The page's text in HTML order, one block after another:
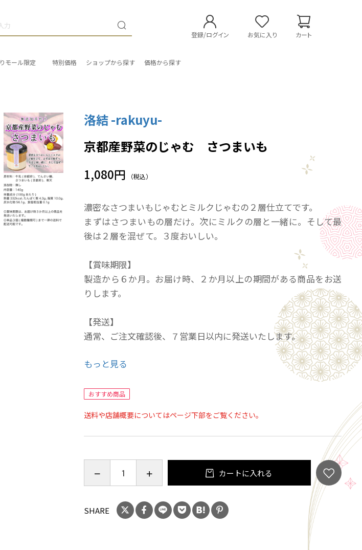
登録/ログイン お気に入り カート
モール限定 特別価格 ショップから探す 価格から探す
洛結 -rakuyu-
京都産野菜のじゃむ さつまいも
1,080円 （税込）
濃密なさつまいもじゃむとミルクじゃむの２層仕立てです。
まずはさつまいもの層だけ。次にミルクの層と一緒に。そして最
後は２層を混ぜて。３度おいしい。
【賞味期限】
製造から６か月。お届け時、２か月以上の期間がある商品をお送
りします。
【発送】
通常、ご注文確認後、７営業日以内に発送いたします。
― 三つのこだわり ―
一、無添加
野菜は農家さんから直接仕入れ。収穫時の野菜の状態を聞き、丁
寧に手作りするからこそ、無添加で美味しい商品を作ることが出
― 素材の味を大切に ―
美味しいと思うものが作れても、素材の味を感じなければ意味が
ありません。素材を感じること、安心して食べていただけるこ
もっと見る
おすすめ商品
送料や店舗概要についてはページ下部をご覧ください。
カートに入れる
SHARE